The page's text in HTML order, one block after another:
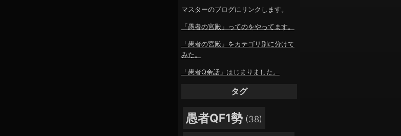
マスターのブログにリンクします。
「愚者の宮殿」ってのをやってます。
「愚者の宮殿」をカテゴリ別に分けて
みた。
「愚者Q余話」はじまりました。
タグ
愚者QF1勢 (38)